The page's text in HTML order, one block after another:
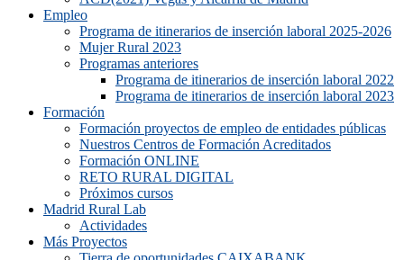
Empleo
Programa de itinerarios de inserción laboral 2025-2026
Mujer Rural 2023
Programas anteriores
Programa de itinerarios de inserción laboral 2022
Programa de itinerarios de inserción laboral 2023
Formación
Formación proyectos de empleo de entidades públicas
Nuestros Centros de Formación Acreditados
Formación ONLINE
RETO RURAL DIGITAL
Próximos cursos
Madrid Rural Lab
Actividades
Más Proyectos